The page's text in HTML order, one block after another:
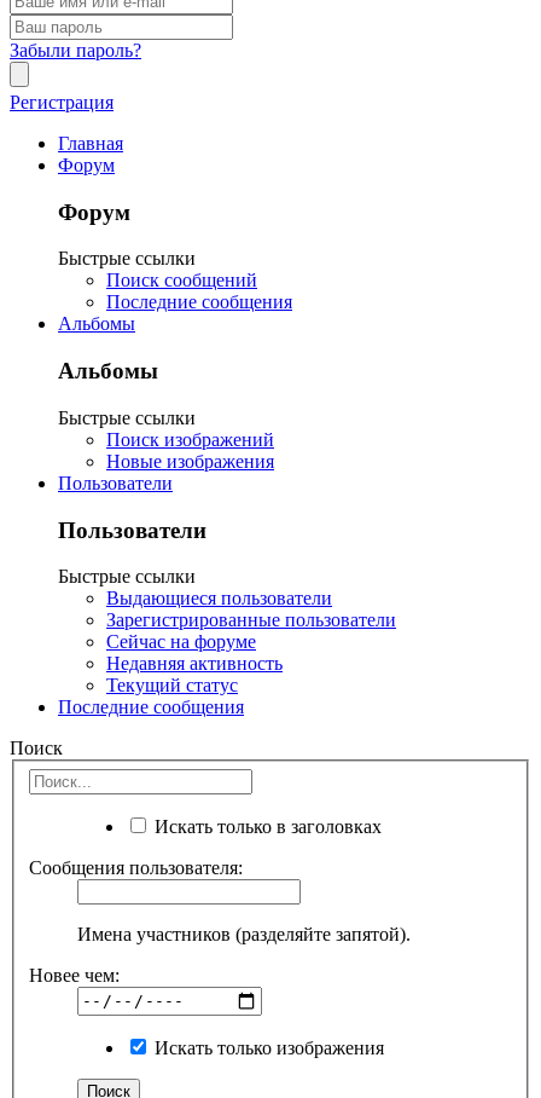
Забыли пароль?
Регистрация
Главная
Форум
Форум
Быстрые ссылки
Поиск сообщений
Последние сообщения
Альбомы
Альбомы
Быстрые ссылки
Поиск изображений
Новые изображения
Пользователи
Пользователи
Быстрые ссылки
Выдающиеся пользователи
Зарегистрированные пользователи
Сейчас на форуме
Недавняя активность
Текущий статус
Последние сообщения
Поиск
Искать только в заголовках
Сообщения пользователя:
Имена участников (разделяйте запятой).
Новее чем:
Искать только изображения